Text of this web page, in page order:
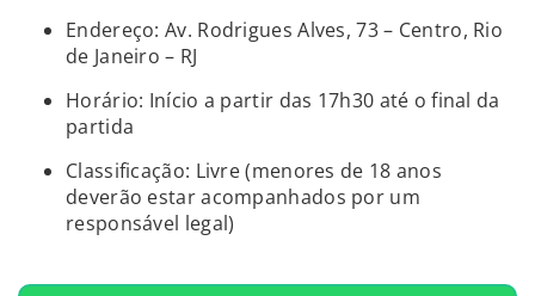
Endereço: Av. Rodrigues Alves, 73 – Centro, Rio
de Janeiro – RJ
Horário: Início a partir das 17h30 até o final da
partida
Classificação: Livre (menores de 18 anos
deverão estar acompanhados por um
responsável legal)